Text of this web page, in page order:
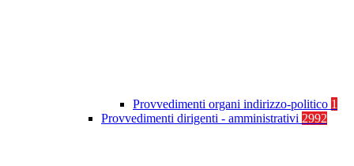
Provvedimenti organi indirizzo-politico 1
Provvedimenti dirigenti - amministrativi 2992